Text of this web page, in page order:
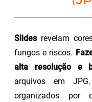
Slidesrevelam
fungos e riscos.
alta resolução e
arquivos em
organizados por